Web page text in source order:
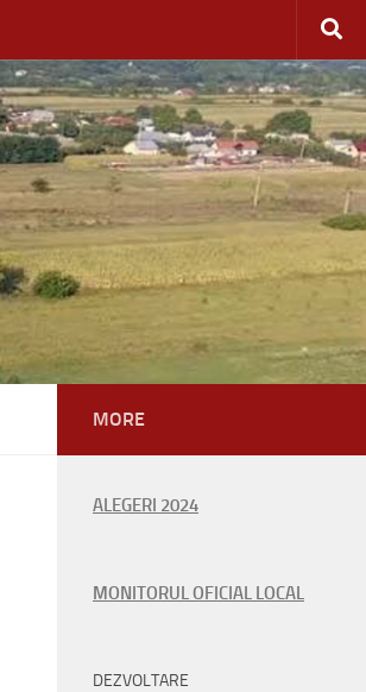
MORE
ALEGERI 2024
MONITORUL OFICIAL LOCAL
DEZVOLTARE